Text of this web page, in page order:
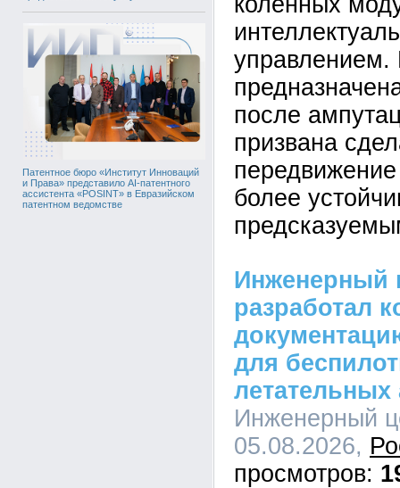
Патентное бюро «Институт Инноваций
и Права» представило AI-патентного
ассистента «POSINT» в Евразийском
патентном ведомстве
управлением.
после
призвана
более
Инженерный
разработал
для
летательных
Инженерный
05.08.2026,